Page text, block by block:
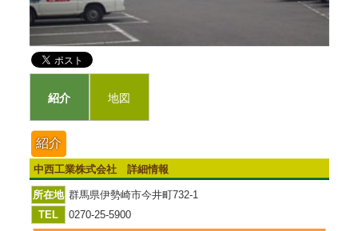
紹介 地図
紹介
中西工業株式会社 詳細情報
所在地 群馬県伊勢崎市今井町732-1
TEL
0270-25-5900